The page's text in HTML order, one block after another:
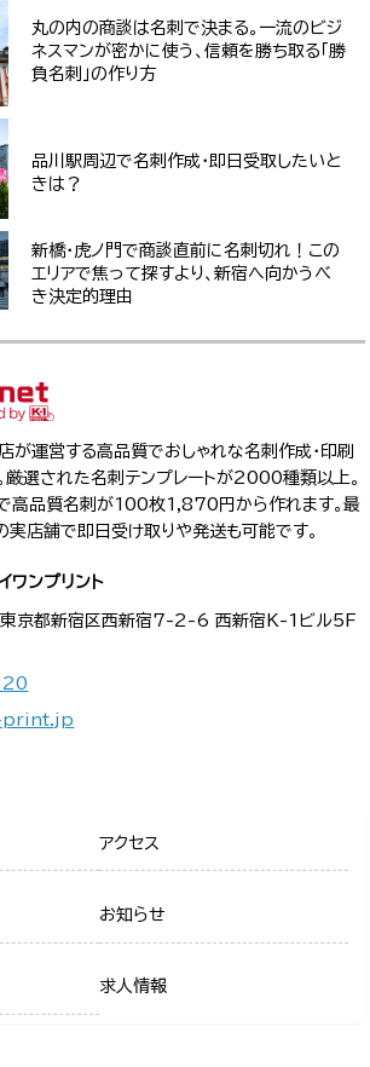
丸の内の商談は名刺で決まる。一流のビジ
ネスマンが密かに使う、信頼を勝ち取る「勝
負名刺」の作り方
品川駅周辺で名刺作成・即日受取したいと
きは？
新橋・虎ノ門で商談直前に名刺切れ！この
エリアで焦って探すより、新宿へ向かうべ
き決定的理由
運営する高品質でおしゃれな名刺作成・印刷
厳選された名刺テンプレートが2000種類以上。
高品質名刺が100枚1,870円から作れます。最
店舗で即日受け取りや発送も可能です。
ワンプリント
京都新宿区西新宿7-2-6 西新宿K-1ビル5F
print.jp
アクセス
お知らせ
求人情報